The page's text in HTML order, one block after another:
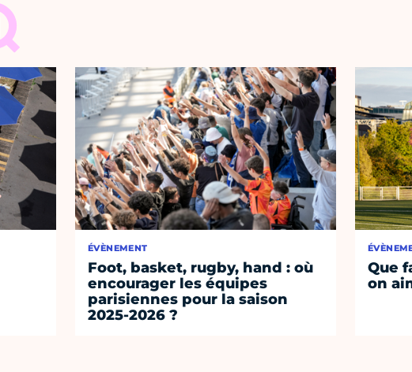
ÉVÈNEMENT
Foot, basket, rugby, hand : où
encourager les équipes
parisiennes pour la saison
2025-2026 ?
Que
on